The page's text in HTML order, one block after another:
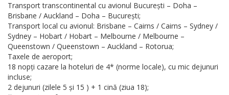
Transport transcontinental cu avionul București – Doha –
Brisbane / Auckland – Doha – București;
Transport local cu avionul: Brisbane – Cairns / Cairns – Sydney /
Sydney – Hobart / Hobart – Melbourne / Melbourne –
Queenstown / Queenstown – Auckland – Rotorua;
Taxele de aeroport;
18 nopți cazare la hoteluri de 4* (norme locale), cu mic dejunuri
incluse;
2 dejunuri (zilele 5 și 15 ) + 1 cină (ziua 18);